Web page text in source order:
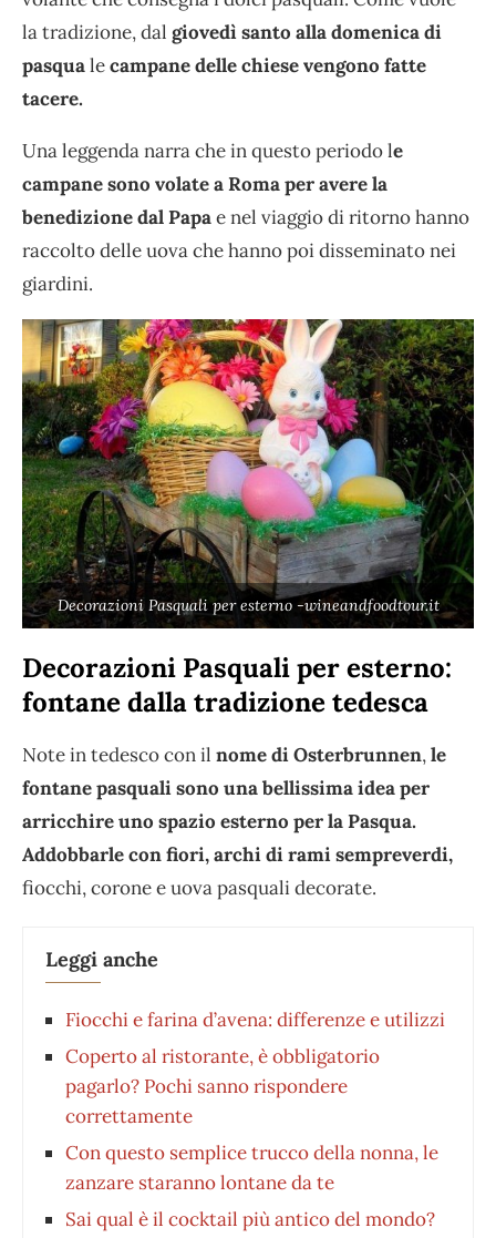
la tradizione, dal giovedì santo alla domenica di
pasqualecampane delle chiese vengono fatte
tacere.
Una leggenda narra che in questo periodo le
campane sono volate a Roma per avere la
benedizione dal Papae nel viaggio di ritorno hanno
raccolto delle uova che hanno poi disseminato nei
giardini.
Decorazioni Pasquali per esterno -wineandfoodtour.it
Decorazioni Pasquali per esterno:
fontane dalla tradizione tedesca
Note in tedesco con il nome di Osterbrunnen,le
fontane pasqualisono una bellissima idea per
arricchire uno spazio esterno per la Pasqua.
Addobbarle con fiori, archi di rami sempreverdi,
fiocchi, corone e uova pasquali decorate.
Leggi anche
Fiocchi e farina d’avena: differenze e utilizzi
Coperto al ristorante, è obbligatorio
pagarlo? Pochi sanno rispondere
correttamente
Con questo semplice trucco della nonna, le
zanzare staranno lontane da te
Sai qual è il cocktail più antico del mondo?